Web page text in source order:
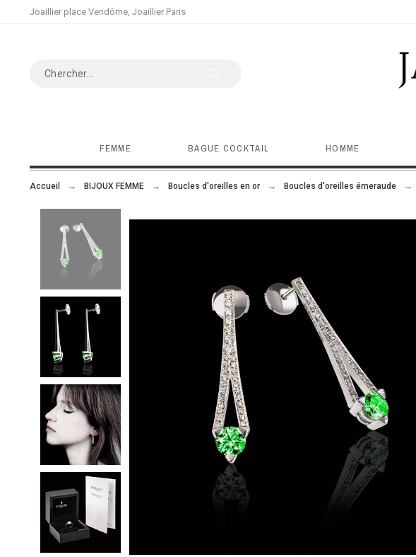
Joaillier place Vendôme, Joaillier Paris
FEMME BAGUE COCKTAIL HOMME
Accueil BIJOUX FEMME Boucles d'oreilles en or Boucles d'oreilles émeraude